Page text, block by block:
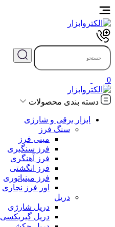
0
دسته بندی محصولات
ابزار برقی و شارژی
سنگ فرز
مینی فرز
فرز سنگبری
فرز آهنگری
فرز انگشتی
فرز مینیاتوری
اور فرز نجاری
دریل
دریل شارژی
دریل گیربکسی